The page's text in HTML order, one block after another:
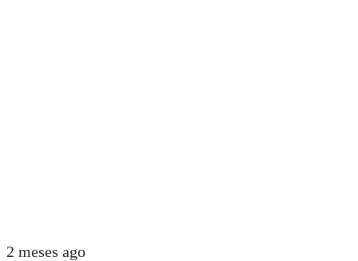
2 meses ago